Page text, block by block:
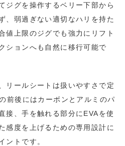
ジグを操作するベリー下部から
、弱過ぎない適切なハリを持た
値上限のジグでも強力にリフト
ションへも自然に移行可能で
リールシートは扱いやすさで定
前後にはカーボンとアルミのパ
接、手を触れる部分にEVAを使
感度を上げるための専用設計に
ントです。